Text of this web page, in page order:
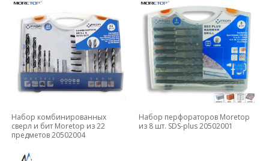
Набор комбинированных
сверл и бит Moretop из 22
предметов 20502004
Набор перфораторов Moretop
из 8 шт. SDS-plus 20502001